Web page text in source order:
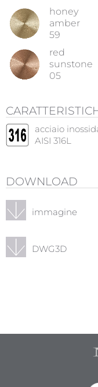
honey
amber
59
red
sunstone
05
acciaio
AISI 316L
DOWNLOAD
immagine
DWG3D